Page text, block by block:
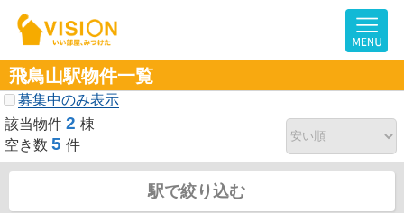
飛鳥山駅物件一覧
募集中のみ表示
該当物件 2 棟
空き数 5 件
駅で絞り込む